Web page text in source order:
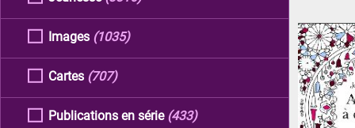
Images (1035)
Cartes (707)
Publications en série (433)